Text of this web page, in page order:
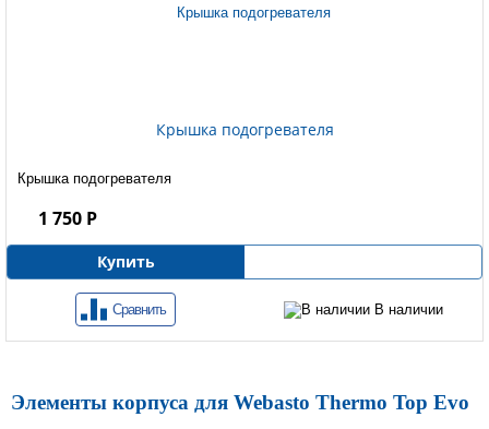
Крышка подогревателя
Крышка подогревателя
1 750 Р
Купить
Сравнить В наличии
Элементы корпуса для Webasto Thermo Top Evo